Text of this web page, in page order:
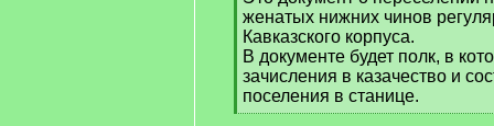
женатых нижних чинов
Кавказского корпуса.
В документе будет полк, в
зачисления в казачество и
поселения в станице.
[